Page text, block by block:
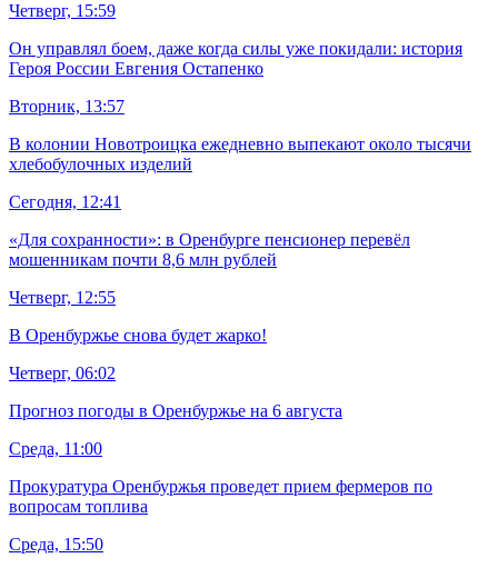
Четверг, 15:59
Он управлял боем, даже когда силы уже покидали: история
Героя России Евгения Остапенко
Вторник, 13:57
В колонии Новотроицка ежедневно выпекают около тысячи
хлебобулочных изделий
Сегодня, 12:41
«Для сохранности»: в Оренбурге пенсионер перевёл
мошенникам почти 8,6 млн рублей
Четверг, 12:55
В Оренбуржье снова будет жарко!
Четверг, 06:02
Прогноз погоды в Оренбуржье на 6 августа
Среда, 11:00
Прокуратура Оренбуржья проведет прием фермеров по
вопросам топлива
Среда, 15:50